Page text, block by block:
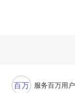
百万 服务百万用户